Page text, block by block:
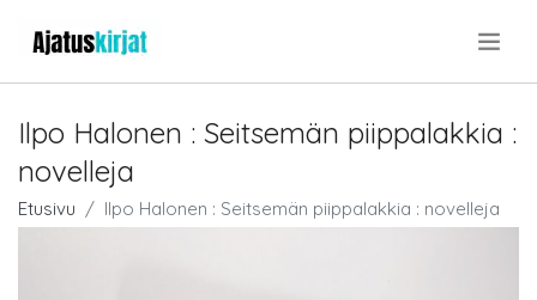
Ilpo Halonen : Seitsemän piippalakkia :
novelleja
Etusivu Ilpo Halonen : Seitsemän piippalakkia : novelleja